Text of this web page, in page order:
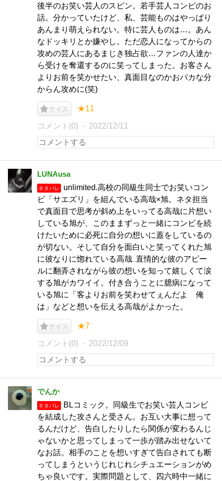
後半のお笑い芸人のスピン。若手芸人コンビのお
話。分かっていたけど、私、芸能ものはやっぱり
あんまり萌えられない。特に芸人ものは…。あん
なドッキリとか嫌やし。ただ恋人になってからの
攻めの芸人にあるまじき独占欲…ファンの人達か
ら受けを奪還するのに笑ってしまった。お客さん
よりお前を笑かせたい、真面目なのかおバカな分
からん攻めに(笑)
ナイス ★11
コメント(0) 2022/12/11
LUNAusa
ネタバレ
unlimited.高校の同級生同士でお笑いコン
ビ「サエズリ」を組んでいる高哉×旭。ネタ担当
で真面目で思考が斜め上をいってる高哉に片想い
している旭が、このままずっと一緒にコンビを続
けたいために必死に自分の想いに蓋をしているの
が切ない。そして自分を面白いと笑ってくれた旭
に彼なりに惚れている高哉‥直情的な彼のアピー
ルに翻弄されながら彼の想いを知って嬉しくて涙
する旭がカワイイ。付き合うことに臆病になって
いる旭に「客よりお前を笑わせてぇんだよ 俺
は」などと想いを伝える高哉がよかった。
ナイス ★7
コメント(0) 2022/12/09
でんか
ネタバレ
BLコミック。同級生でお笑い芸人コンビ
を結成した攻さんと受さん。お互い大事に想って
るんだけど、告白したりしたら関係が変わるんじ
ゃないかと思ってしまって一歩が踏み出せないて
なお話。相手のことを想いすぎて告白されても断
ってしまうというじれじれシチュエーションがめ
ちゃ良いです。実際問題として、四六時中一緒に